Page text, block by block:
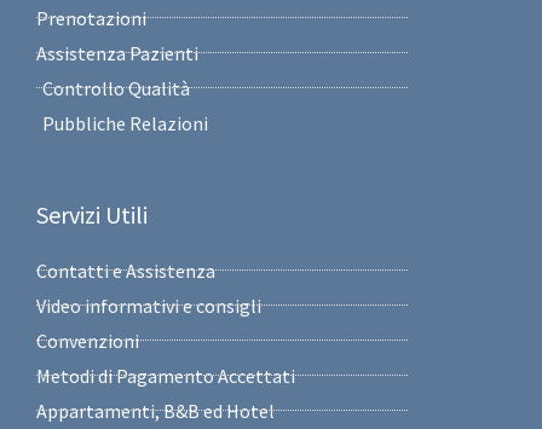
Prenotazioni
Assistenza Pazienti
Controllo Qualità
Pubbliche Relazioni
Servizi Utili
Contatti e Assistenza
Video informativi e consigli
Convenzioni
Metodi di Pagamento Accettati
Appartamenti, B&B ed Hotel